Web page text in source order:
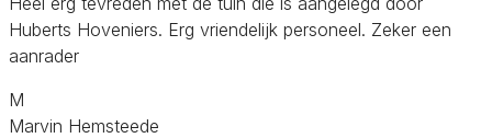
Huberts Hoveniers. Erg vriendelijk personeel. Zeker een
aanrader
M
Marvin Hemsteede